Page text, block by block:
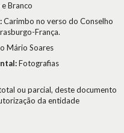
Branco
Carimbo no verso do Conselho
França.
Mário Soares
Fotografias
ou parcial, deste documento
da entidade